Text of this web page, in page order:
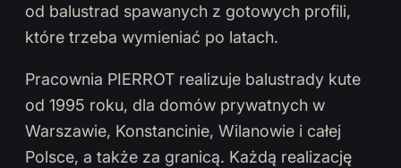
od balustrad spawanych z gotowych profili,
które trzeba wymieniać po latach.
Pracownia PIERROT realizuje balustrady kute
od 1995 roku, dla domów prywatnych w
Warszawie, Konstancinie, Wilanowie i całej
Polsce, a także za granicą. Każdą realizację